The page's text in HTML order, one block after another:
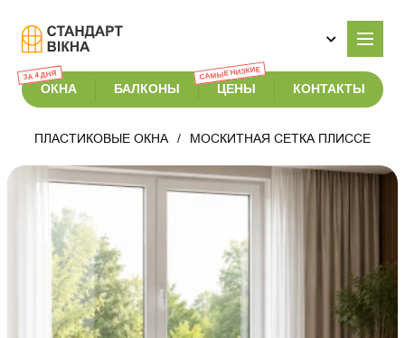
ЗА 4 ДНЯ
ОКНА БАЛКОНЫ
САМЫЕ НИЗКИЕ
ЦЕНЫ КОНТАКТЫ
ПЛАСТИКОВЫЕ ОКНА МОСКИТНАЯ СЕТКА ПЛИССЕ